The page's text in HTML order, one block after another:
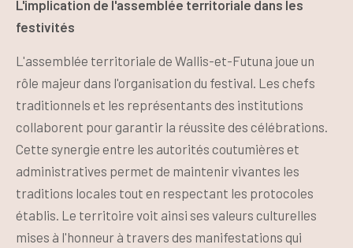
L'implication de l'assemblée territoriale dans les
festivités
L'assemblée territoriale de Wallis-et-Futuna joue un
rôle majeur dans l'organisation du festival. Les chefs
traditionnels et les représentants des institutions
collaborent pour garantir la réussite des célébrations.
Cette synergie entre les autorités coutumières et
administratives permet de maintenir vivantes les
traditions locales tout en respectant les protocoles
établis. Le territoire voit ainsi ses valeurs culturelles
mises à l'honneur à travers des manifestations qui